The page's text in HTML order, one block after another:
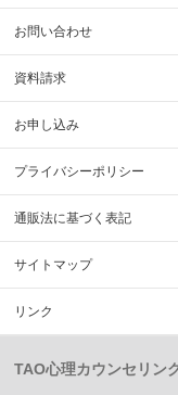
お問い合わせ
資料請求
お申し込み
プライバシーポリシー
通販法に基づく表記
サイトマップ
リンク
TAO心理カウンセリン